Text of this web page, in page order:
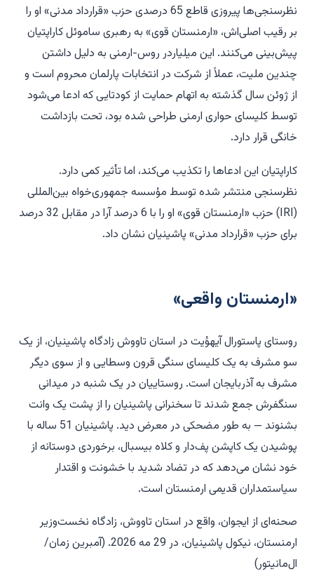
نظرسنجی‌ها پیروزی قاطع 65 درصدی حزب «قرارداد مدنی» او را
بر رقیب اصلی‌اش، «ارمنستان قوی» به رهبری ساموئل کاراپتیان
پیش‌بینی می‌کنند. این میلیاردر روس-ارمنی به دلیل داشتن
چندین ملیت، عملاً از شرکت در انتخابات پارلمان محروم است و
از ژوئن سال گذشته به اتهام حمایت از کودتایی که ادعا می‌شود
توسط کلیسای حواری ارمنی طراحی شده بود، تحت بازداشت
خانگی قرار دارد.
کاراپتیان این ادعاها را تکذیب می‌کند، اما تأثیر کمی دارد.
نظرسنجی منتشر شده توسط مؤسسه جمهوری‌خواه بین‌المللی
(IRI) حزب «ارمنستان قوی» او را با 6 درصد آرا در مقابل 32 درصد
برای حزب «قرارداد مدنی» پاشینیان نشان داد.
«ارمنستان واقعی»
روستای پاستورال آیهوُیت در استان تاووش زادگاه پاشینیان، از یک
سو مشرف به یک کلیسای سنگی قرون وسطایی و از سوی دیگر
مشرف به آذربایجان است. روستاییان در یک شنبه در میدانی
سنگفرش جمع شدند تا سخنرانی پاشینیان را از پشت یک وانت
بشنوند — به طور مضحکی در معرض دید. پاشینیان 51 ساله با
پوشیدن یک کاپشن پف‌دار و کلاه بیسبال، برخوردی دوستانه از
خود نشان می‌دهد که در تضاد شدید با خشونت و اقتدار
سیاستمداران قدیمی ارمنستان است.
صحنه‌ای از ایجوان، واقع در استان تاووش، زادگاه نخست‌وزیر
ارمنستان، نیکول پاشینیان، در 29 مه 2026. (آمبرین زمان/
ال‌مانیتور)